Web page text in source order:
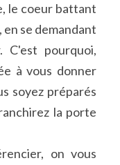
le coeur battant
en se demandant
C'est pourquoi,
à vous donner
soyez préparés
la porte
on vous